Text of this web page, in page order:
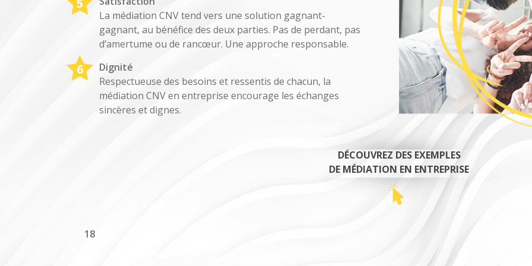
La médiation CNV tend vers une solution gagnant-
gagnant, au bénéfice des deux parties. Pas de perdant, pas
d’amertume ou de rancœur. Une approche responsable.
Dignité
Respectueuse des besoins et ressentis de chacun, la
médiation CNV en entreprise encourage les échanges
sincères et dignes.
DÉCOUVREZ DES EXEMPLES
DE MÉDIATION EN ENTREPRISE
18